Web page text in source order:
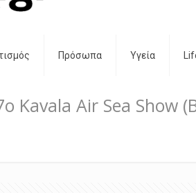
Πρόσωπα Υγεία
Kavala Air Sea Show